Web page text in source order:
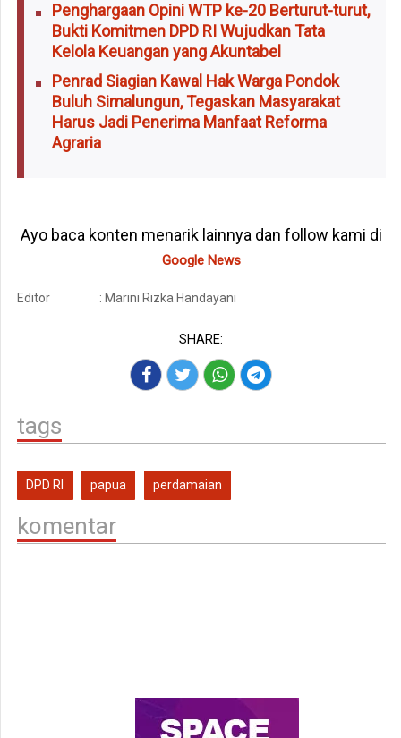
Penghargaan Opini WTP ke-20 Berturut-turut,
Bukti Komitmen DPD RI Wujudkan Tata
Kelola Keuangan yang Akuntabel
Penrad Siagian Kawal Hak Warga Pondok
Buluh Simalungun, Tegaskan Masyarakat
Harus Jadi Penerima Manfaat Reforma
Agraria
Ayo baca konten menarik lainnya dan follow kami di
Google News
Editor : Marini Rizka Handayani
SHARE:
tags
DPD RI papua perdamaian
komentar